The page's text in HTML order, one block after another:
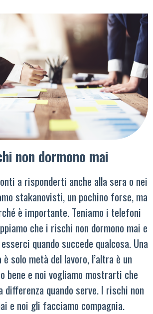
non dormono mai
a risponderti anche alla sera o nei
stakanovisti, un pochino forse, ma
è importante. Teniamo i telefoni
che i rischi non dormono mai e
quando succede qualcosa. Una
è solo metà del lavoro, l’altra è un
bene e noi vogliamo mostrarti che
differenza quando serve. I rischi non
e noi gli facciamo compagnia.